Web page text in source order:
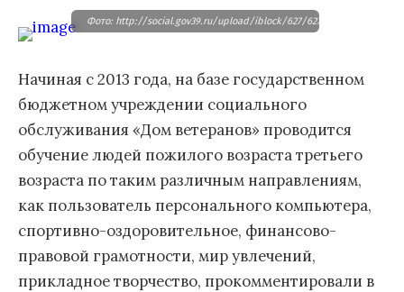
Фото: http://social.gov39.ru/upload/iblock/627/
Начиная с 2013 года, на базе государственном
бюджетном учреждении социального
обслуживания «Дом ветеранов» проводится
обучение людей пожилого возраста третьего
возраста по таким различным направлениям,
как пользователь персонального компьютера,
спортивно-оздоровительное, финансово-
правовой грамотности, мир увлечений,
прикладное творчество, прокомментировали в